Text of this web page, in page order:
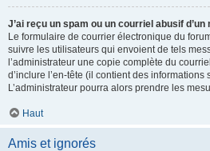
J’ai reçu un spam ou un courriel abusif
Le formulaire de courrier électronique du
suivre les utilisateurs qui envoient de tels
l’administrateur une copie complète du
d’inclure l’en-tête (il contient des informations
L’administrateur pourra alors prendre les
Haut
Amis et ignorés